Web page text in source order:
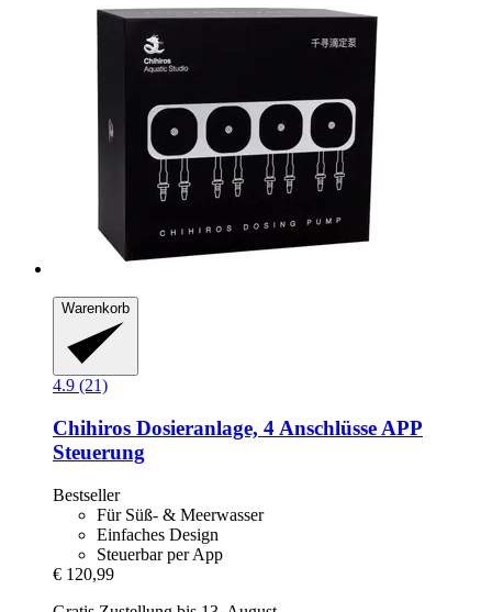
Warenkorb
4.9 (21)
Chihiros Dosieranlage, 4 Anschlüsse APP
Steuerung
Bestseller
Für Süß- & Meerwasser
Einfaches Design
Steuerbar per App
€ 120,99